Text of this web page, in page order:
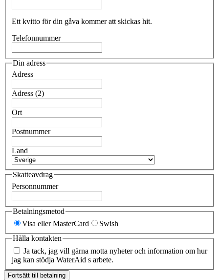
Ett kvitto för din gåva kommer att skickas hit.
Telefonnummer
Din adress
Adress
Adress (2)
Ort
Postnummer
Land
Skatteavdrag
Personnummer
Betalningsmetod
Visa eller MasterCard
Swish
Hålla kontakten
Ja tack, jag vill gärna motta nyheter och information om hur
jag kan stödja WaterAid s arbete.
Fortsätt till betalning